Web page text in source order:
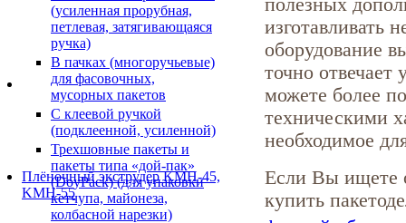
Плёночный экструдер KMH-45,
KMH-55
(усиленная прорубная,
петлевая, затягивающаяся
ручка)
В пачках (многоручьевые)
для фасовочных,
мусорных пакетов
С клеевой ручкой
(подклеенной, усиленной)
Трехшовные пакеты и
пакеты типа «дой-пак»
(DoyPack) (для упаковки
кетчупа, майонеза,
колбасной нарезки)
полезных
изготавливать
оборудование
точно
можете более
техническими
необходимое
Если Вы ищете
купить